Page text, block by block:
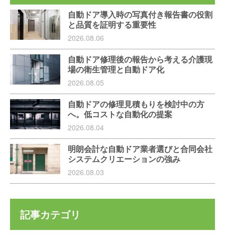
自動ドア導入時の写真付き報告書の役割
と品質を証明する重要性
2026.08.06
自動ドア修理後の報告から考える介護現
場の衛生管理と自動ドア化
2026.08.05
自動ドアの修理見積もりを検討中の方
へ。低コストな自動化の提案
2026.08.04
明朗会計な自動ドア業者選びと合同会社
システムクリエーションの強み
2026.08.03
記事カテゴリ